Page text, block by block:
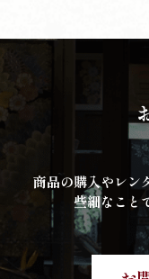
商品の購入やレン
些細なこと